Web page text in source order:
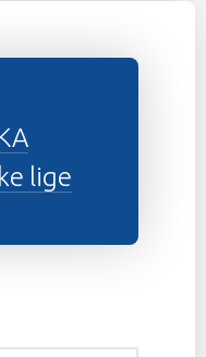
lige